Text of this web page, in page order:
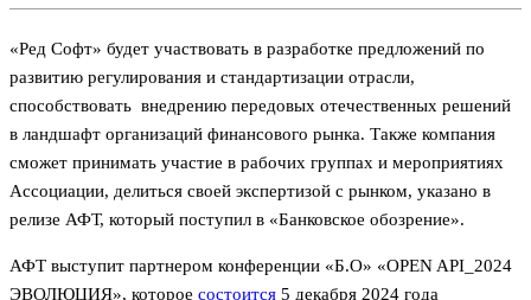
«Ред Софт» будет участвовать в разработке предложений по
развитию регулирования и стандартизации отрасли,
способствовать внедрению передовых отечественных решений
в ландшафт организаций финансового рынка. Также компания
сможет принимать участие в рабочих группах и мероприятиях
Ассоциации, делиться своей экспертизой с рынком, указано в
релизе АФТ, который поступил в «Банковское обозрение».
АФТ выступит партнером конференции «Б.О» «OPEN API_2024
ЭВОЛЮЦИЯ», которое состоится 5 декабря 2024 года